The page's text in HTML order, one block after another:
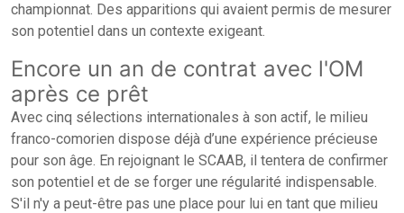
championnat. Des apparitions qui avaient permis de mesurer
son potentiel dans un contexte exigeant.
Encore un an de contrat avec l'OM
après ce prêt
Avec cinq sélections internationales à son actif, le milieu
franco-comorien dispose déjà d’une expérience précieuse
pour son âge. En rejoignant le SCAAB, il tentera de confirmer
son potentiel et de se forger une régularité indispensable.
S'il n'y a peut-être pas une place pour lui en tant que milieu